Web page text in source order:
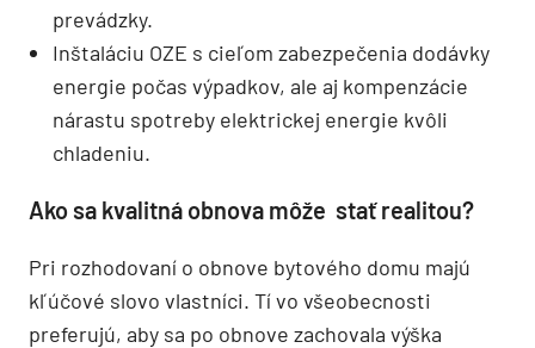
prevádzky.
Inštaláciu OZE s cieľom zabezpečenia dodávky
energie počas výpadkov, ale aj kompenzácie
nárastu spotreby elektrickej energie kvôli
chladeniu.
Ako sa kvalitná obnova môže stať realitou?
Pri rozhodovaní o obnove bytového domu majú
kľúčové slovo vlastníci. Tí vo všeobecnosti
preferujú, aby sa po obnove zachovala výška